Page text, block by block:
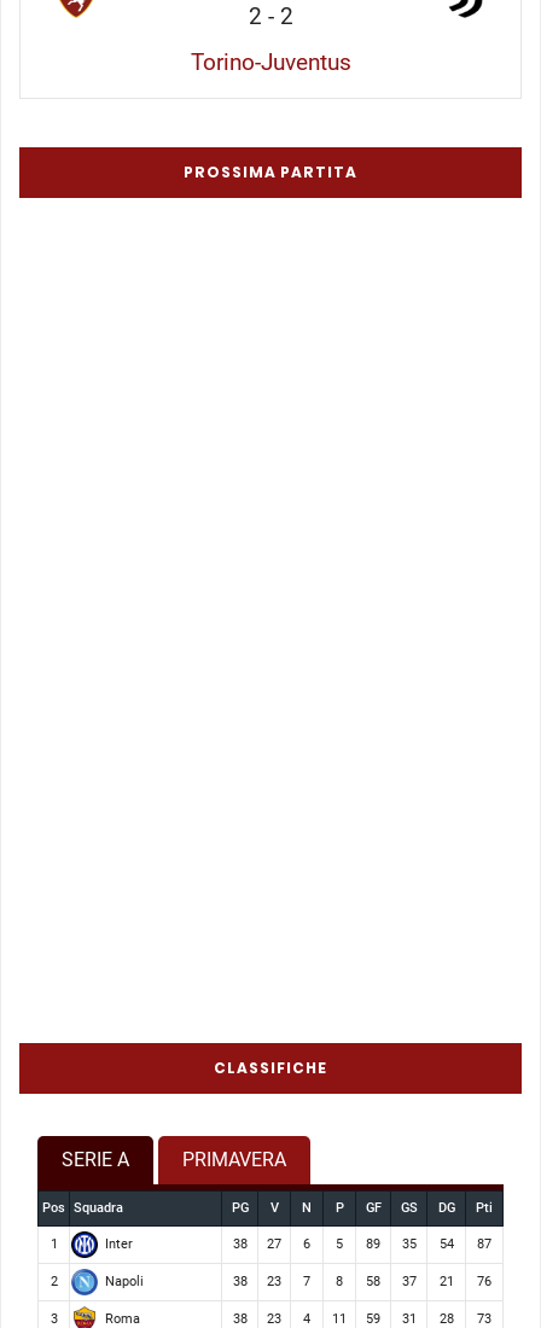
2 - 2
Torino-Juventus
PROSSIMA PARTITA
CLASSIFICHE
SERIE A PRIMAVERA
Pos Squadra PG V N P GF GS DG Pti
1 Inter 38 27 6 5 89 35 54 87
2 Napoli 38 23 7 8 58 37 21 76
3 Roma 38 23 4 11 59 31 28 73